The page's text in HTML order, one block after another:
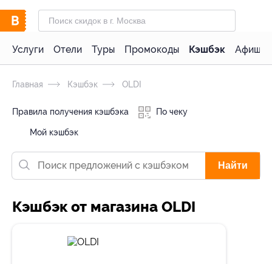
Услуги Отели Туры Промокоды Кэшбэк Афиша
Главная Кэшбэк OLDI
Правила получения кэшбэка По чеку
Мой кэшбэк
Найти
Кэшбэк от магазина OLDI